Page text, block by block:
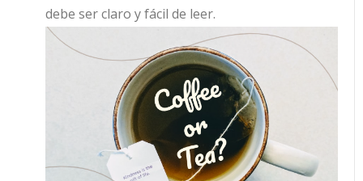
debe ser claro y fácil de leer.